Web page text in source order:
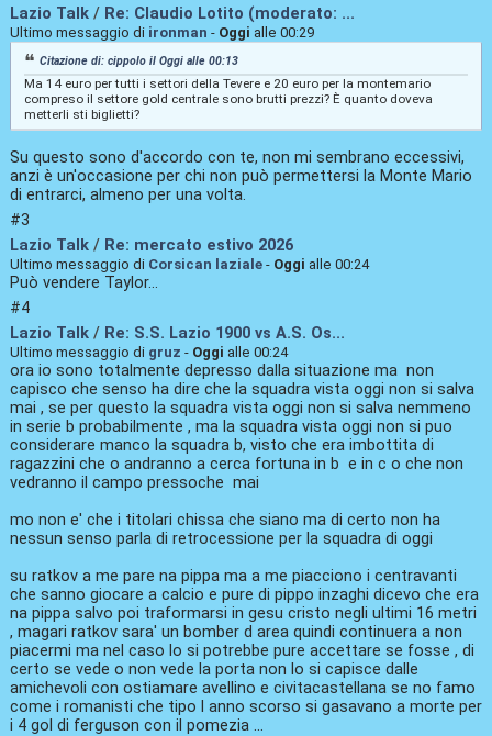
Lazio Talk/ Re: Claudio Lotito (moderato: ...
Ultimo messaggio di ironman - Oggi alle 00:29
Citazione di: cippolo ilOggi alle 00:13
Ma 14 euro per tutti i settori della Tevere e 20 euro per la montemario
compreso il settore gold centrale sono brutti prezzi? È quanto doveva
metterli sti biglietti?
Su questo sono d'accordo con te, non mi sembrano eccessivi,
anzi è un'occasione per chi non può permettersi la Monte Mario
di entrarci, almeno per una volta.
#3
Lazio Talk/ Re: mercato estivo 2026
Ultimo messaggio di Corsican laziale - Oggi alle 00:24
Può vendere Taylor...
#4
Lazio Talk/ Re: S.S. Lazio 1900 vs A.S. Os...
Ultimo messaggio di gruz - Oggi alle 00:24
ora io sono totalmente depresso dalla situazione ma non
capisco che senso ha dire che la squadra vista oggi non si salva
mai , se per questo la squadra vista oggi non si salva nemmeno
in serie b probabilmente , ma la squadra vista oggi non si puo
considerare manco la squadra b, visto che era imbottita di
ragazzini che o andranno a cerca fortuna in b e in c o che non
vedranno il campo pressoche mai
mo non e' che i titolari chissa che siano ma di certo non ha
nessun senso parla di retrocessione per la squadra di oggi
su ratkov a me pare na pippa ma a me piacciono i centravanti
che sanno giocare a calcio e pure di pippo inzaghi dicevo che era
na pippa salvo poi traformarsi in gesu cristo negli ultimi 16 metri
, magari ratkov sara' un bomber d area quindi continuera a non
piacermi ma nel caso lo si potrebbe pure accettare se fosse , di
certo se vede o non vede la porta non lo si capisce dalle
amichevoli con ostiamare avellino e civitacastellana se no famo
come i romanisti che tipo l anno scorso si gasavano a morte per
i 4 gol di ferguson con il pomezia ...